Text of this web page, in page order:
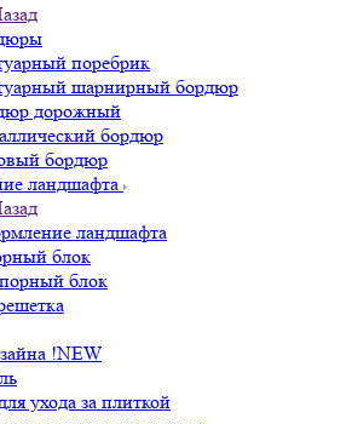
поребрик
шарнирный бордюр
дорожный
бордюр
бордюр
ландшафта
ландшафта
блок
блок
!NEW
ухода за плиткой